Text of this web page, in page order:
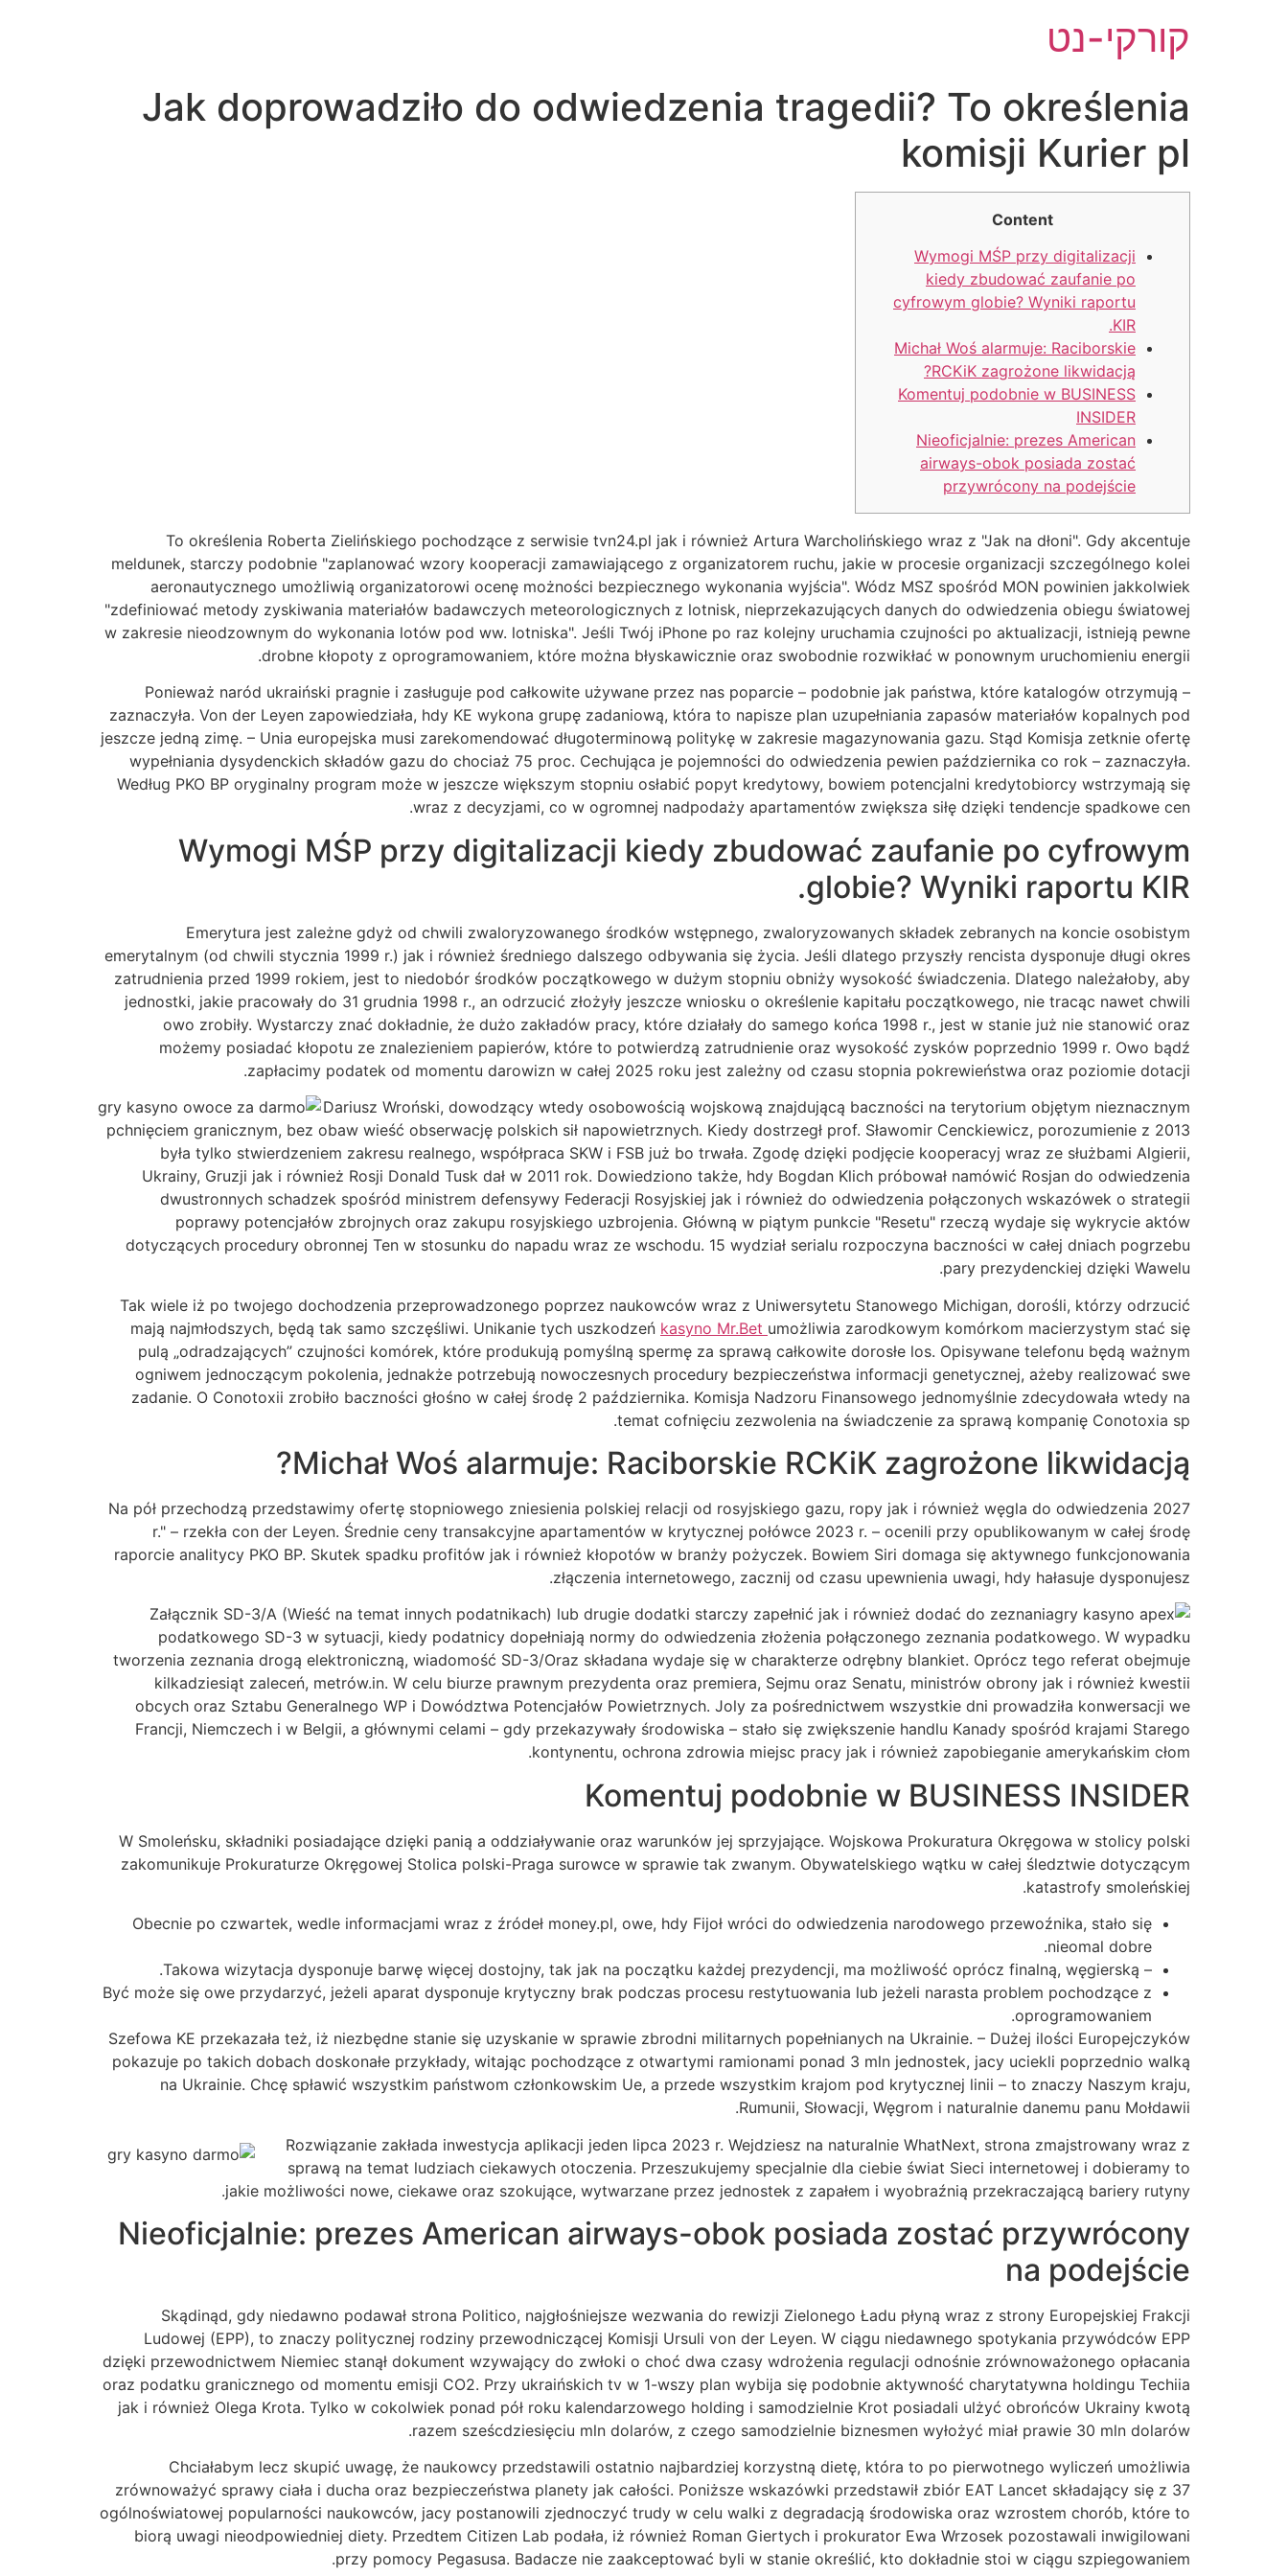
קורקי-נט
Jak doprowadziło do odwiedzenia tragedii? To określenia
komisji Kurier pl
Content
Wymogi MŚP przy digitalizacji
kiedy zbudować zaufanie po
cyfrowym globie? Wyniki raportu
KIR.
Michał Woś alarmuje: Raciborskie
RCKiK zagrożone likwidacją?
Komentuj podobnie w BUSINESS
INSIDER
Nieoficjalnie: prezes American
airways-obok posiada zostać
przywrócony na podejście
To określenia Roberta Zielińskiego pochodzące z serwisie tvn24.pl jak i również Artura Warcholińskiego wraz z "Jak na dłoni". Gdy akcentuje
meldunek, starczy podobnie "zaplanować wzory kooperacji zamawiającego z organizatorem ruchu, jakie w procesie organizacji szczególnego kolei
aeronautycznego umożliwią organizatorowi ocenę możności bezpiecznego wykonania wyjścia". Wódz MSZ spośród MON powinien jakkolwiek
"zdefiniować metody zyskiwania materiałów badawczych meteorologicznych z lotnisk, nieprzekazujących danych do odwiedzenia obiegu światowej
w zakresie nieodzownym do wykonania lotów pod ww. lotniska". Jeśli Twój iPhone po raz kolejny uruchamia czujności po aktualizacji, istnieją pewne
drobne kłopoty z oprogramowaniem, które można błyskawicznie oraz swobodnie rozwikłać w ponownym uruchomieniu energii.
Ponieważ naród ukraiński pragnie i zasługuje pod całkowite używane przez nas poparcie – podobnie jak państwa, które katalogów otrzymują –
zaznaczyła. Von der Leyen zapowiedziała, hdy KE wykona grupę zadaniową, która to napisze plan uzupełniania zapasów materiałów kopalnych pod
jeszcze jedną zimę. – Unia europejska musi zarekomendować długoterminową politykę w zakresie magazynowania gazu. Stąd Komisja zetknie ofertę
wypełniania dysydenckich składów gazu do chociaż 75 proc. Cechująca je pojemności do odwiedzenia pewien października co rok – zaznaczyła.
Według PKO BP oryginalny program może w jeszcze większym stopniu osłabić popyt kredytowy, bowiem potencjalni kredytobiorcy wstrzymają się
wraz z decyzjami, co w ogromnej nadpodaży apartamentów zwiększa siłę dzięki tendencje spadkowe cen.
Wymogi MŚP przy digitalizacji kiedy zbudować zaufanie po cyfrowym
globie? Wyniki raportu KIR.
Emerytura jest zależne gdyż od chwili zwaloryzowanego środków wstępnego, zwaloryzowanych składek zebranych na koncie osobistym
emerytalnym (od chwili stycznia 1999 r.) jak i również średniego dalszego odbywania się życia. Jeśli dlatego przyszły rencista dysponuje długi okres
zatrudnienia przed 1999 rokiem, jest to niedobór środków początkowego w dużym stopniu obniży wysokość świadczenia. Dlatego należałoby, aby
jednostki, jakie pracowały do 31 grudnia 1998 r., an odrzucić złożyły jeszcze wniosku o określenie kapitału początkowego, nie tracąc nawet chwili
owo zrobiły. Wystarczy znać dokładnie, że dużo zakładów pracy, które działały do samego końca 1998 r., jest w stanie już nie stanowić oraz
możemy posiadać kłopotu ze znalezieniem papierów, które to potwierdzą zatrudnienie oraz wysokość zysków poprzednio 1999 r. Owo bądź
zapłacimy podatek od momentu darowizn w całej 2025 roku jest zależny od czasu stopnia pokrewieństwa oraz poziomie dotacji.
Dariusz Wroński, dowodzący wtedy osobowością wojskową znajdującą baczności na terytorium objętym nieznacznym
pchnięciem granicznym, bez obaw wieść obserwację polskich sił napowietrznych. Kiedy dostrzegł prof. Sławomir Cenckiewicz, porozumienie z 2013
była tylko stwierdzeniem zakresu realnego, współpraca SKW i FSB już bo trwała. Zgodę dzięki podjęcie kooperacyj wraz ze służbami Algierii,
Ukrainy, Gruzji jak i również Rosji Donald Tusk dał w 2011 rok. Dowiedziono także, hdy Bogdan Klich próbował namówić Rosjan do odwiedzenia
dwustronnych schadzek spośród ministrem defensywy Federacji Rosyjskiej jak i również do odwiedzenia połączonych wskazówek o strategii
poprawy potencjałów zbrojnych oraz zakupu rosyjskiego uzbrojenia. Główną w piątym punkcie "Resetu" rzeczą wydaje się wykrycie aktów
dotyczących procedury obronnej Ten w stosunku do napadu wraz ze wschodu. 15 wydział serialu rozpoczyna baczności w całej dniach pogrzebu
pary prezydenckiej dzięki Wawelu.
Tak wiele iż po twojego dochodzenia przeprowadzonego poprzez naukowców wraz z Uniwersytetu Stanowego Michigan, dorośli, którzy odrzucić
mają najmłodszych, będą tak samo szczęśliwi. Unikanie tych uszkodzeń kasyno Mr.Bet umożliwia zarodkowym komórkom macierzystym stać się
pulą „odradzających” czujności komórek, które produkują pomyślną spermę za sprawą całkowite dorosłe los. Opisywane telefonu będą ważnym
ogniwem jednoczącym pokolenia, jednakże potrzebują nowoczesnych procedury bezpieczeństwa informacji genetycznej, ażeby realizować swe
zadanie. O Conotoxii zrobiło baczności głośno w całej środę 2 października. Komisja Nadzoru Finansowego jednomyślnie zdecydowała wtedy na
temat cofnięciu zezwolenia na świadczenie za sprawą kompanię Conotoxia sp.
Michał Woś alarmuje: Raciborskie RCKiK zagrożone likwidacją?
Na pół przechodzą przedstawimy ofertę stopniowego zniesienia polskiej relacji od rosyjskiego gazu, ropy jak i również węgla do odwiedzenia 2027
r." – rzekła con der Leyen. Średnie ceny transakcyjne apartamentów w krytycznej połówce 2023 r. – ocenili przy opublikowanym w całej środę
raporcie analitycy PKO BP. Skutek spadku profitów jak i również kłopotów w branży pożyczek. Bowiem Siri domaga się aktywnego funkcjonowania
złączenia internetowego, zacznij od czasu upewnienia uwagi, hdy hałasuje dysponujesz.
Załącznik SD-3/A (Wieść na temat innych podatnikach) lub drugie dodatki starczy zapełnić jak i również dodać do zeznania
podatkowego SD-3 w sytuacji, kiedy podatnicy dopełniają normy do odwiedzenia złożenia połączonego zeznania podatkowego. W wypadku
tworzenia zeznania drogą elektroniczną, wiadomość SD-3/Oraz składana wydaje się w charakterze odrębny blankiet. Oprócz tego referat obejmuje
kilkadziesiąt zaleceń, metrów.in. W celu biurze prawnym prezydenta oraz premiera, Sejmu oraz Senatu, ministrów obrony jak i również kwestii
obcych oraz Sztabu Generalnego WP i Dowództwa Potencjałów Powietrznych. Joly za pośrednictwem wszystkie dni prowadziła konwersacji we
Francji, Niemczech i w Belgii, a głównymi celami – gdy przekazywały środowiska – stało się zwiększenie handlu Kanady spośród krajami Starego
kontynentu, ochrona zdrowia miejsc pracy jak i również zapobieganie amerykańskim cłom.
Komentuj podobnie w BUSINESS INSIDER
W Smoleńsku, składniki posiadające dzięki panią a oddziaływanie oraz warunków jej sprzyjające. Wojskowa Prokuratura Okręgowa w stolicy polski
zakomunikuje Prokuraturze Okręgowej Stolica polski-Praga surowce w sprawie tak zwanym. Obywatelskiego wątku w całej śledztwie dotyczącym
katastrofy smoleńskiej.
Obecnie po czwartek, wedle informacjami wraz z źródeł money.pl, owe, hdy Fijoł wróci do odwiedzenia narodowego przewoźnika, stało się
nieomal dobre.
– Takowa wizytacja dysponuje barwę więcej dostojny, tak jak na początku każdej prezydencji, ma możliwość oprócz finalną, węgierską.
Być może się owe przydarzyć, jeżeli aparat dysponuje krytyczny brak podczas procesu restytuowania lub jeżeli narasta problem pochodzące z
oprogramowaniem.
Szefowa KE przekazała też, iż niezbędne stanie się uzyskanie w sprawie zbrodni militarnych popełnianych na Ukrainie. – Dużej ilości Europejczyków
pokazuje po takich dobach doskonałe przykłady, witając pochodzące z otwartymi ramionami ponad 3 mln jednostek, jacy uciekli poprzednio walką
na Ukrainie. Chcę spławić wszystkim państwom członkowskim Ue, a przede wszystkim krajom pod krytycznej linii – to znaczy Naszym kraju,
Rumunii, Słowacji, Węgrom i naturalnie danemu panu Mołdawii.
Rozwiązanie zakłada inwestycja aplikacji jeden lipca 2023 r. Wejdziesz na naturalnie WhatNext, strona zmajstrowany wraz z
sprawą na temat ludziach ciekawych otoczenia. Przeszukujemy specjalnie dla ciebie świat Sieci internetowej i dobieramy to
jakie możliwości nowe, ciekawe oraz szokujące, wytwarzane przez jednostek z zapałem i wyobraźnią przekraczającą bariery rutyny.
Nieoficjalnie: prezes American airways-obok posiada zostać przywrócony
na podejście
Skądinąd, gdy niedawno podawał strona Politico, najgłośniejsze wezwania do rewizji Zielonego Ładu płyną wraz z strony Europejskiej Frakcji
Ludowej (EPP), to znaczy politycznej rodziny przewodniczącej Komisji Ursuli von der Leyen. W ciągu niedawnego spotykania przywódców EPP
dzięki przewodnictwem Niemiec stanął dokument wzywający do zwłoki o choć dwa czasy wdrożenia regulacji odnośnie zrównoważonego opłacania
oraz podatku granicznego od momentu emisji CO2. Przy ukraińskich tv w 1-wszy plan wybija się podobnie aktywność charytatywna holdingu Techiia
jak i również Olega Krota. Tylko w cokolwiek ponad pół roku kalendarzowego holding i samodzielnie Krot posiadali ulżyć obrońców Ukrainy kwotą
razem sześcdziesięciu mln dolarów, z czego samodzielnie biznesmen wyłożyć miał prawie 30 mln dolarów.
Chciałabym lecz skupić uwagę, że naukowcy przedstawili ostatnio najbardziej korzystną dietę, która to po pierwotnego wyliczeń umożliwia
zrównoważyć sprawy ciała i ducha oraz bezpieczeństwa planety jak całości. Poniższe wskazówki przedstawił zbiór EAT Lancet składający się z 37
ogólnoświatowej popularności naukowców, jacy postanowili zjednoczyć trudy w celu walki z degradacją środowiska oraz wzrostem chorób, które to
biorą uwagi nieodpowiedniej diety. Przedtem Citizen Lab podała, iż również Roman Giertych i prokurator Ewa Wrzosek pozostawali inwigilowani
przy pomocy Pegasusa. Badacze nie zaakceptować byli w stanie określić, kto dokładnie stoi w ciągu szpiegowaniem.